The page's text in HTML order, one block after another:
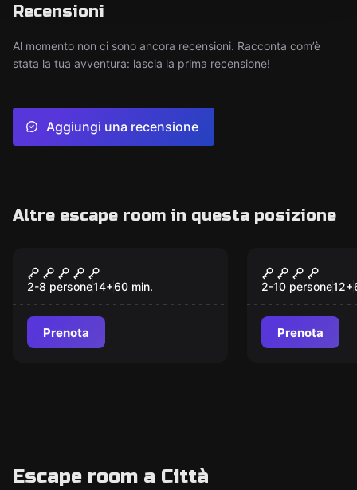
Recensioni
Al momento non ci sono ancora recensioni. Racconta com’è
stata la tua avventura: lascia la prima recensione!
Aggiungi una recensione
Altre escape room in questa posizione
Il legame oscuro
2-8 persone14+60 min.
Prenota
Mystery
2-10 persone12+
Prenota
Escape room a Città